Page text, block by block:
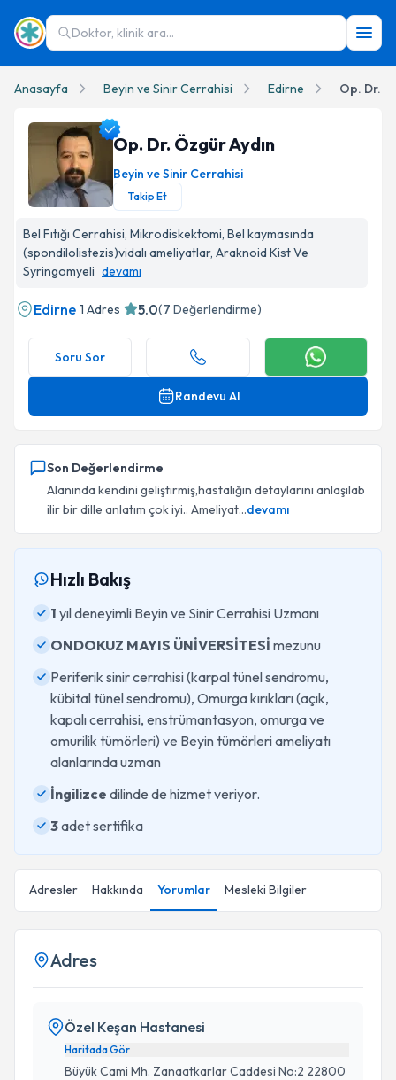
Doktor, klinik ara...
Anasayfa Beyin ve Sinir Cerrahisi Edirne Op. Dr.
Op. Dr. Özgür Aydın
Beyin ve Sinir Cerrahisi
Takip Et
Bel Fıtığı Cerrahisi, Mikrodiskektomi, Bel kaymasında
(spondilolistezis)vidalı ameliyatlar, Araknoid Kist Ve
Syringomyeli devamı
Edirne 1 Adres 5.0(7 Değerlendirme)
Soru Sor
Randevu Al
Son Değerlendirme
Alanında kendini geliştirmiş,hastalığın detaylarını anlaşılab
ilir bir dille anlatım çok iyi.. Ameliyat...devamı
Hızlı Bakış
1 yıl deneyimli Beyin ve Sinir Cerrahisi Uzmanı
ONDOKUZ MAYIS ÜNİVERSİTESİ mezunu
Periferik sinir cerrahisi (karpal tünel sendromu,
kübital tünel sendromu), Omurga kırıkları (açık,
kapalı cerrahisi, enstrümantasyon, omurga ve
omurilik tümörleri) ve Beyin tümörleri ameliyatı
alanlarında uzman
İngilizce dilinde de hizmet veriyor.
3adet sertifika
Adresler Hakkında Yorumlar Mesleki Bilgiler
Adres
Özel Keşan Hastanesi
Haritada Gör
Büyük Cami Mh. Zanaatkarlar Caddesi No:2 22800